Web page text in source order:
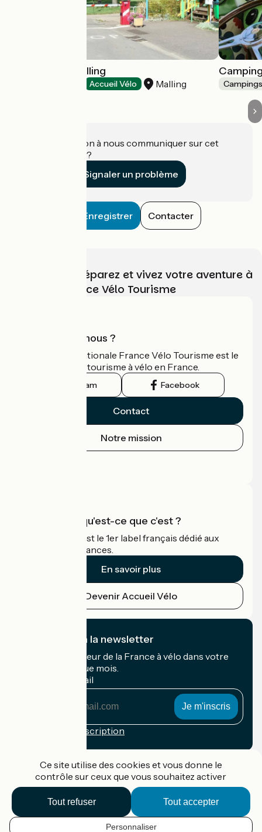
Camping de Malling
Accueil Vélo Malling
Une information à nous communiquer sur cet
établissement ?
Signaler un problème
Enregistrer Contacter
Choisissez, préparez et vivez votre aventure à
vélo avec France Vélo Tourisme
Qui sommes-nous ?
L'association nationale France Vélo Tourisme est le
guide officiel du tourisme à vélo en France.
Instagram Facebook
Contact
Notre mission
Accueil Vélo qu'est-ce que c'est ?
Accueil Vélo c'est le 1er label français dédié aux
cyclistes en vacances.
En savoir plus
Devenir Accueil Vélo
Je m'abonne à la newsletter
Recevez le meilleur de la France à vélo dans votre
boîte mail chaque mois.
Mon adresse mail
Conditions d'inscription
Accueil Vélo Pro
Contact
Ce site utilise des cookies et vous donne le
contrôle sur ceux que vous souhaitez activer
Tout accepter
Tout refuser
Personnaliser